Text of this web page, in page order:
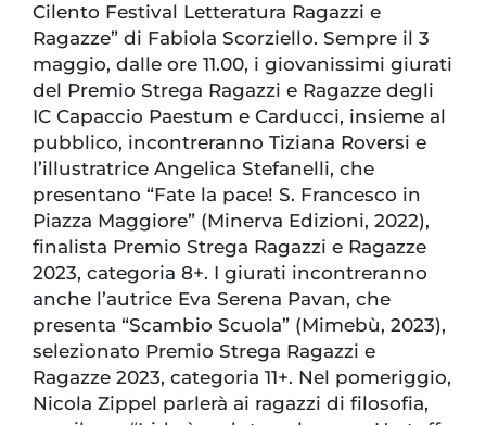
Cilento Festival Letteratura Ragazzi e
Ragazze” di Fabiola Scorziello. Sempre il 3
maggio, dalle ore 11.00, i giovanissimi giurati
del Premio Strega Ragazzi e Ragazze degli
IC Capaccio Paestum e Carducci, insieme al
pubblico, incontreranno Tiziana Roversi e
l’illustratrice Angelica Stefanelli, che
presentano “Fate la pace! S. Francesco in
Piazza Maggiore” (Minerva Edizioni, 2022),
finalista Premio Strega Ragazzi e Ragazze
2023, categoria 8+. I giurati incontreranno
anche l’autrice Eva Serena Pavan, che
presenta “Scambio Scuola” (Mimebù, 2023),
selezionato Premio Strega Ragazzi e
Ragazze 2023, categoria 11+. Nel pomeriggio,
Nicola Zippel parlerà ai ragazzi di filosofia,